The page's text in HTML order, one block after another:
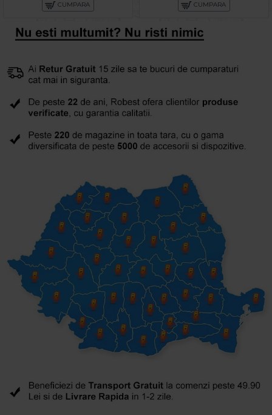
CUMPARA CUMPARA